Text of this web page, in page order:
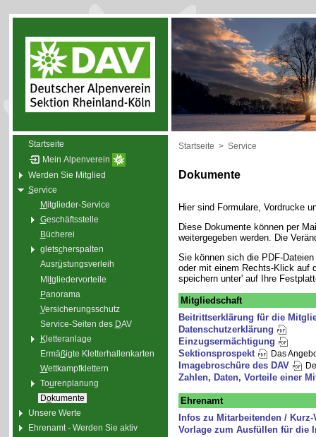
Startseite
Mein Alpenverein
Werden Sie Mitglied
Service
Mitglieder-Service
Geschäftsstelle
Bücherei
gletscherspalten
Ausrüstungsverleih
Mitgliedervorteile
Panorama
Versicherungsschutz
Service-Seiten des DAV
Kletteranlage
Ermäßigte Kletterhallenkarten
Wettkampfklettern
Tourenplanung
Dokumente
Unsere Werte
Ehrenamt - Werden Sie aktiv
Startseite > Service
Dokumente
Hier sind Formulare, Vordrucke
Diese Dokumente können per
weitergegeben werden. Die
Sie können sich die PDF-
oder mit einem Rechts-Klick auf
speichern unter' auf Ihre
Mitgliedschaft
Beitrittserklärung für die
Datenschutzerklärung
Einzugsermächtigung
Sektionsprospekt
Das
Imagebroschüre des DAV
Zahlen, Daten, Vorteile einer
Ehrenamt
Infos zu Mitarbeitenden /
Vorlage zum Ausfüllen für die